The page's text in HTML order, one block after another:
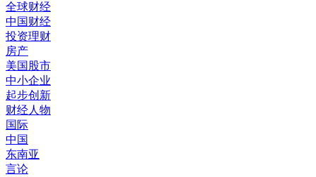
全球财经
中国财经
投资理财
房产
美国股市
中小企业
起步创新
财经人物
国际
中国
东南亚
言论